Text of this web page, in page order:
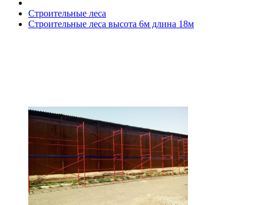
Строительные леса
Строительные леса высота 6м длина 18м